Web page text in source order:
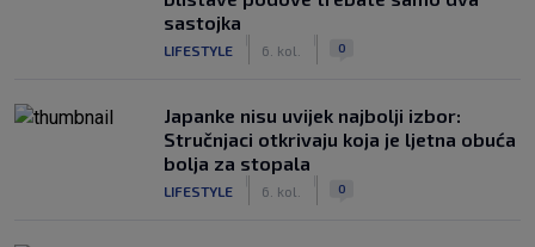
sastojka
LIFESTYLE 6. kol. 0
Japanke nisu uvijek najbolji izbor:
Stručnjaci otkrivaju koja je ljetna obuća
bolja za stopala
LIFESTYLE 6. kol. 0